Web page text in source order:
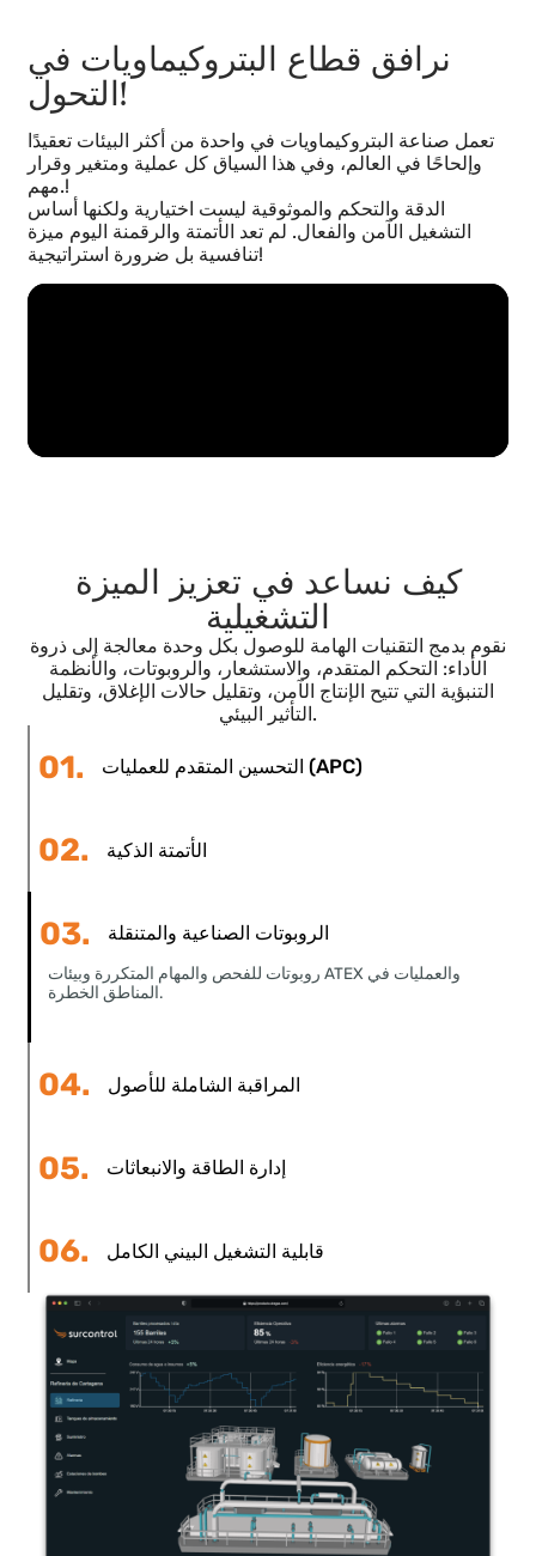
إمكانية التنبؤ والاستقرار التشغيلي
نماذج تنبؤية وتشخيصات متقدمة لتوقع الأعطال وتقليل
نرافق قطاع البتروكيماويات في
التحول!
كيف نساعد في تعزيز الميزة
بدمج التقنيات الهامة للوصول بكل وحدة معالجة إلى ذروة
01. التحسين المتقدم للعمليات (APC)
02. الأتمتة الذكية
03. الروبوتات الصناعية والمتنقلة
04. المراقبة الشاملة للأصول
أجهزة الاستشعار، وإنترنت الأشياء الصناعية وأنظمة سلامة المعدات
05. إدارة الطاقة والانبعاثات
06. قابلية التشغيل البيني الكامل